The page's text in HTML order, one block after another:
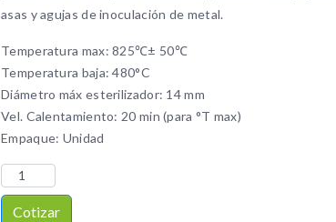
asas y agujas de inoculación de metal.
Temperatura max: 825℃± 50℃
Temperatura baja: 480°C
Diámetro máx esterilizador: 14 mm
Vel. Calentamiento: 20 min (para °T max)
Empaque: Unidad
Cotizar